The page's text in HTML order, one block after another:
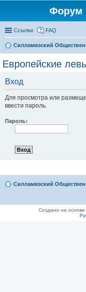
Форум
Ссылки FAQ
Силламяэский
Европейские
Вход
Для просмотра или
ввести пароль.
Пароль:
Силламяэский
Создано на основе